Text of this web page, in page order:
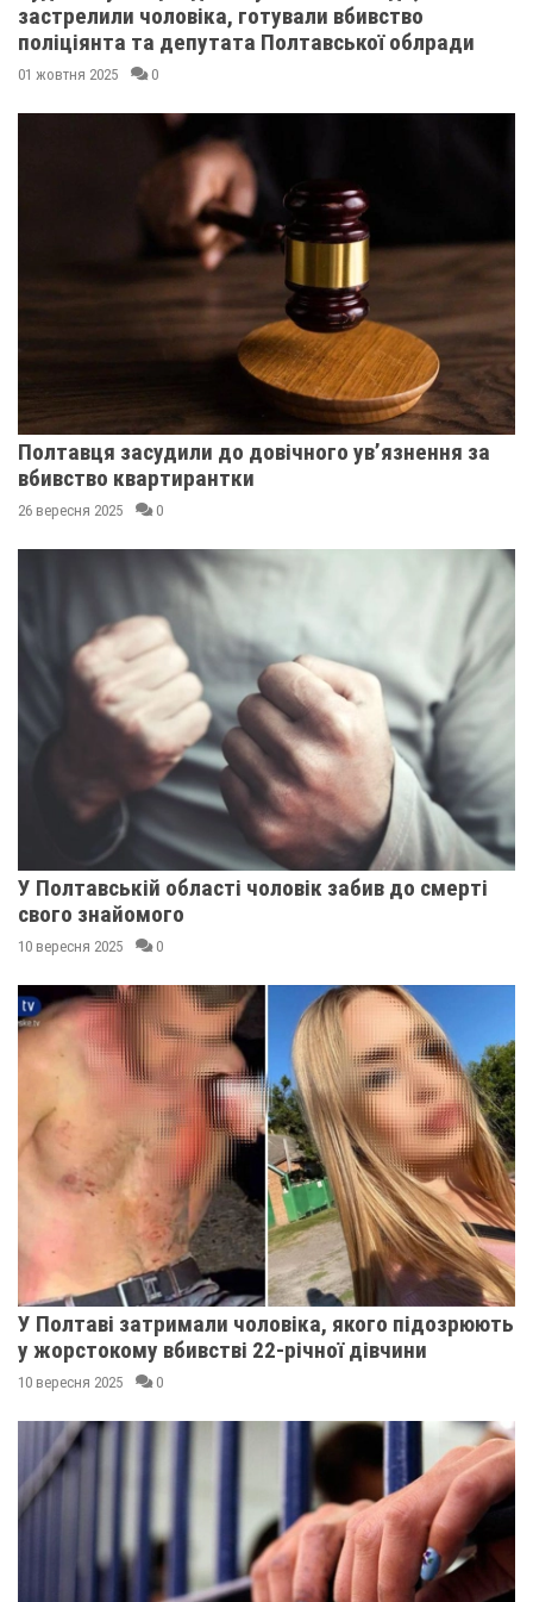
застрелили чоловіка, готували вбивство
поліціянта та депутата Полтавської облради
01 жовтня 2025 0
Полтавця засудили до довічного ув’язнення за
вбивство квартирантки
26 вересня 2025 0
У Полтавській області чоловік забив до смерті
свого знайомого
10 вересня 2025 0
У Полтаві затримали чоловіка, якого підозрюють
у жорстокому вбивстві 22-річної дівчини
10 вересня 2025 0